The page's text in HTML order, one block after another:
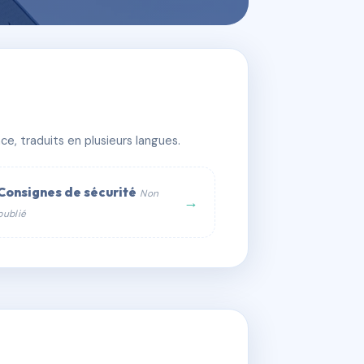
traduits en plusieurs langues.
de sécurité Non
→